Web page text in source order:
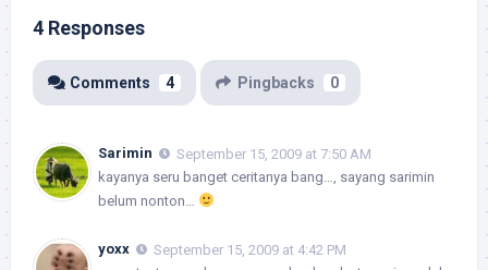
4 Responses
Comments 4 Pingbacks 0
Sarimin
September 15, 2009 at 7:50 AM
kayanya seru banget ceritanya bang…, sayang sarimin
belum nonton…
yoxx
September 15, 2009 at 4:42 PM